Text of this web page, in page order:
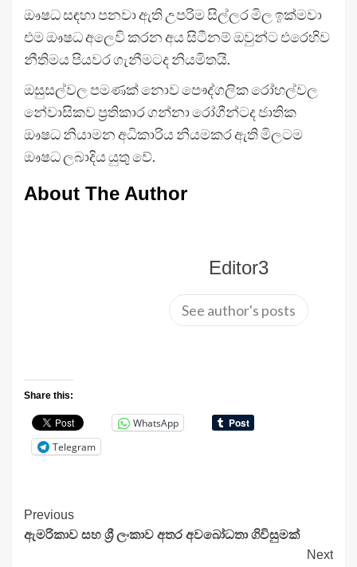
ඖෂධ සඳහා පනවා ඇති උපරිම සිල්ලර මිල ඉක්මවා
එම ඖෂධ අලෙවි කරන අය සිටීනම් ඔවුන්ට එරෙහිව
නීතිමය පියවර ගැනීමටද නියමිතයි.
ඔසුසල්වල පමණක් නොව පෞද්ගලික රෝහල්වල
නේවාසිකව ප්‍රතිකාර ගන්නා රෝගීන්ටද ජාතික
ඖෂධ නියාමන අධිකාරිය නියමකර ඇති මිලටම
ඖෂධ ලබාදිය යුතු වේ.
About The Author
Editor3
See author's posts
Share this:
WhatsApp
Telegram
Continue
Reading
Previous
ඇමරිකාව සහ ශ්‍රී ලංකාව අතර අවබෝධතා ගිවිසුමක්
Next